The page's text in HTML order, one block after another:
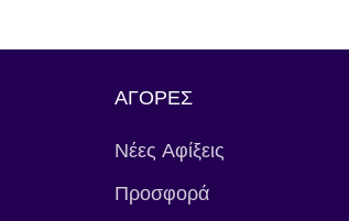
ΑΓΟΡΕΣ
Νέες Αφίξεις
Προσφορά